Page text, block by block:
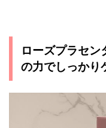
ローズプラセン
の力でしっかり